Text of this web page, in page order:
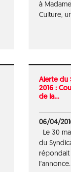
à
Culture,
Alerte du
2016 :
de la...
06/04/
Le 30
du
répondait